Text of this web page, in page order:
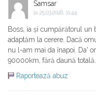
Samsar
la 25.03.2026, 11:44
Boss, ia și cumpărătorul un
adaptăm la cerere. Dacă
nu l-am mai da înapoi. Da'
90000km, fără daună totală.
Raportează abuz